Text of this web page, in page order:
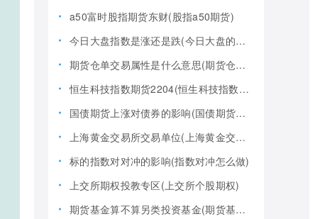
a50富时股指期货东财(股指a50期货)
今日大盘指数是涨还是跌(今日大盘的指数是多少)
期货仓单交易属性是什么意思(期货仓是什么意思)
恒生科技指数期货2204(恒生科技指数期货夜盘)
国债期货上涨对债券的影响(国债期货上涨对债券的影响大吗)
上海黄金交易所交易单位(上海黄金交易所全称)
标的指数对对冲的影响(指数对冲怎么做)
上交所期权投教专区(上交所个股期权)
期货基金算不算另类投资基金(期货基金是期货还是基金)